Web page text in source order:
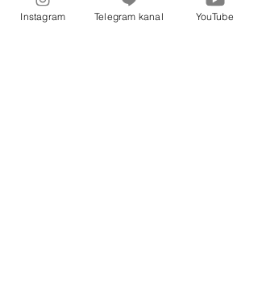
Instagram Telegram kanal YouTube